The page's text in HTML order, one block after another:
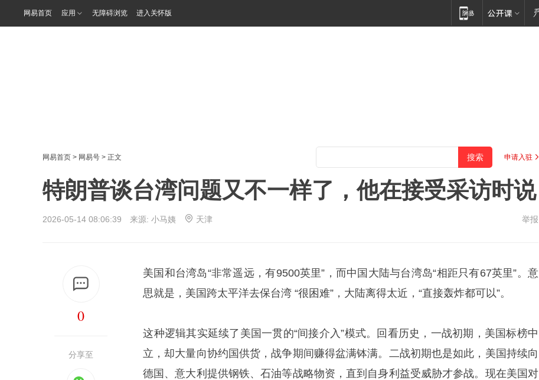
网易首页 应用 无障碍浏览 进入关怀版
网易首页 > 网易号 > 正文 申请入驻
特朗普谈台湾问题又不一样了，他在接受采访时说
2026-05-14 08:06:39 来源: 小马姨 天津 举报
0
分享至
美国和台湾岛“非常遥远，有9500英里”，而中国大陆与台湾岛“相距只有67英里”。意
思就是，美国跨太平洋去保台湾 “很困难”，大陆离得太近，“直接轰炸都可以”。
​这种逻辑其实延续了美国一贯的“间接介入”模式。回看历史，一战初期，美国标榜中
立，却大量向协约国供货，战争期间赚得盆满钵满。二战初期也是如此，美国持续向
德国、意大利提供钢铁、石油等战略物资，直到自身利益受威胁才参战。现在美国对